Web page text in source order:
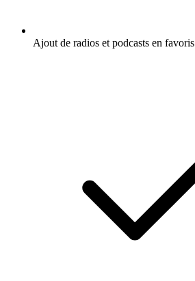
Ajout de radios et podcasts en favoris